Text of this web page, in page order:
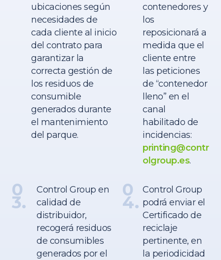
ubicaciones según
necesidades de
cada cliente al inicio
del contrato para
garantizar la
correcta gestión de
los residuos de
consumible
generados durante
el mantenimiento
del parque.
contenedores y
los
reposicionará a
medida que el
cliente entre
las peticiones
de “contenedor
lleno” en el
canal
habilitado de
incidencias:
printing@contr
olgroup.es.
0
3.
Control Group en
calidad de
distribuidor,
recogerá residuos
de consumibles
generados por el
0
4.
Control Group
podrá enviar el
Certificado de
reciclaje
pertinente, en
la periodicidad